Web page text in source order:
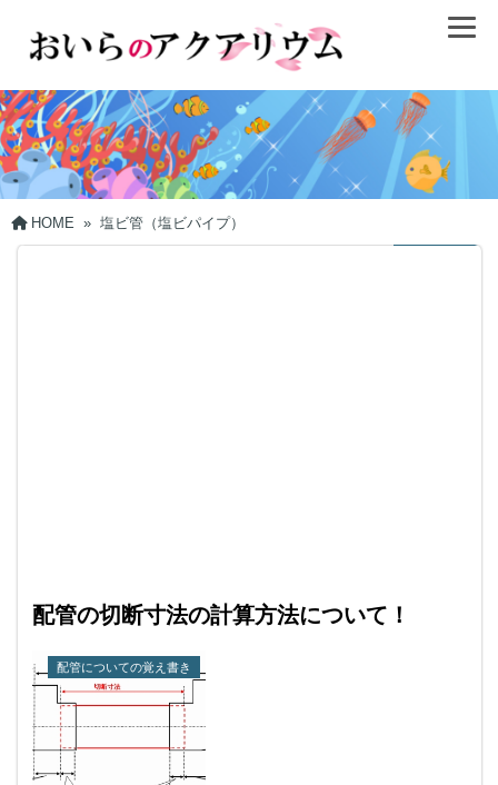
HOME » 塩ビ管（塩ビパイプ）
配管の切断寸法の計算方法について！
配管についての覚え書き